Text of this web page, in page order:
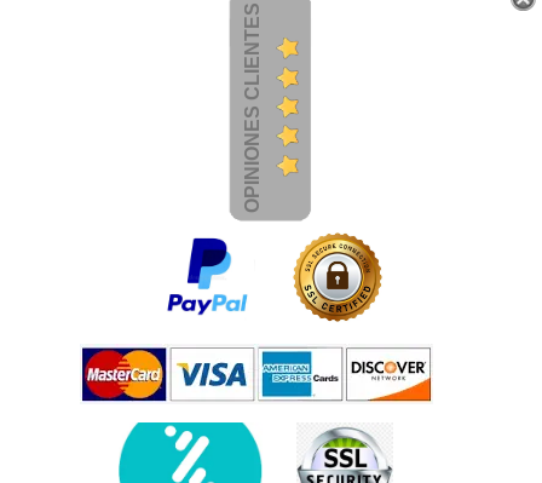
OPINIONES CLIENTES